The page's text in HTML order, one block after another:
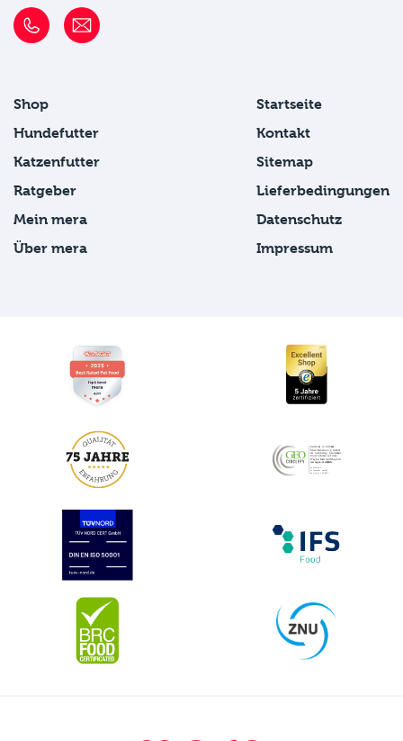
Shop
Hundefutter
Katzenfutter
Ratgeber
Mein mera
Über mera
Startseite
Kontakt
Sitemap
Lieferbedingungen
Datenschutz
Impressum